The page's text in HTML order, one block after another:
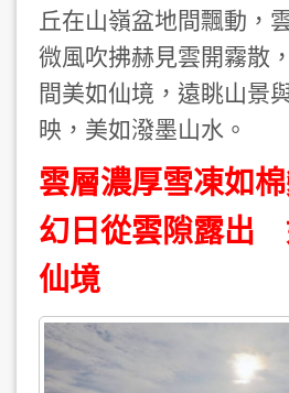
丘在山嶺盆地間飄動，
微風吹拂赫見雲開霧散
間美如仙境，遠眺山景
映，美如潑墨山水。
雲層濃厚雪凍如
幻日從雲隙露出
仙境